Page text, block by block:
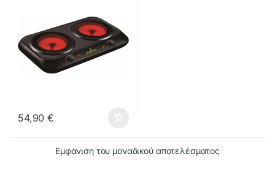
54,90€
Εμφάνιση του μοναδικού αποτελέσματος